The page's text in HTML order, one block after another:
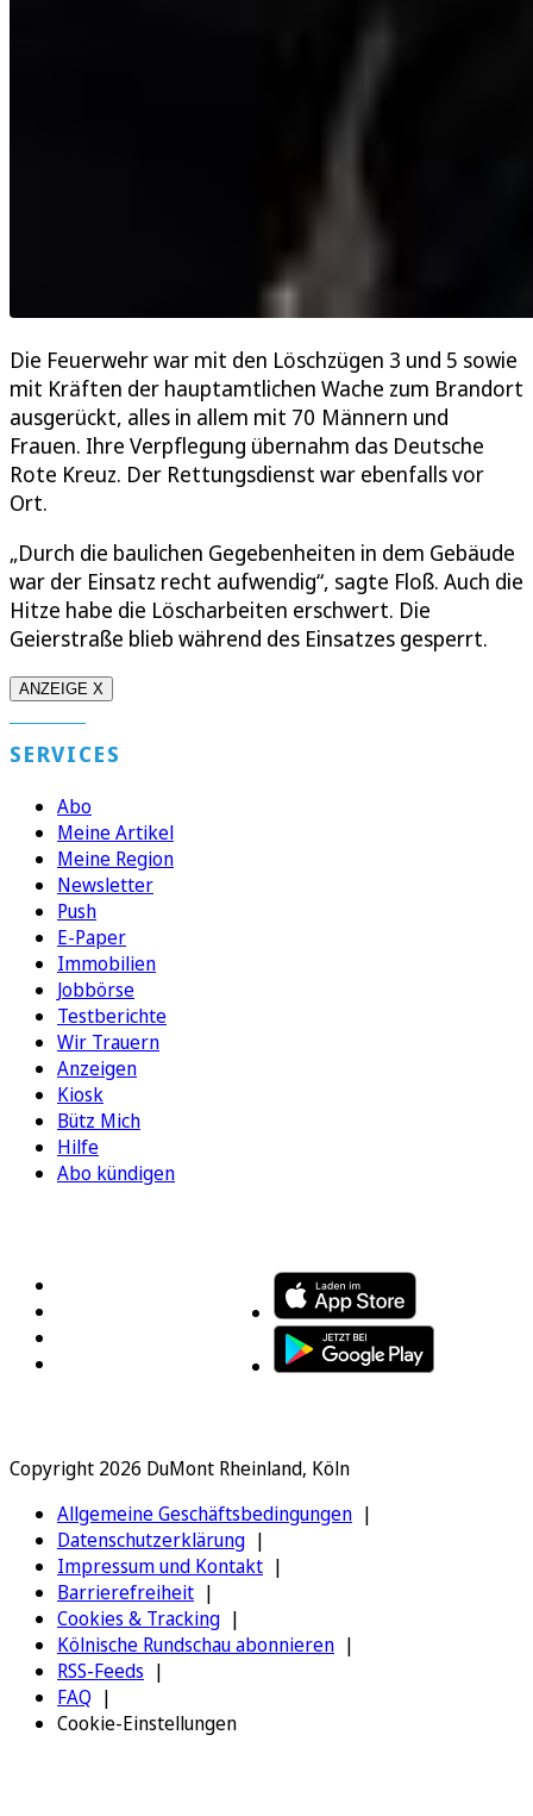
Die Feuerwehr war mit den Löschzügen 3 und 5 sowie
mit Kräften der hauptamtlichen Wache zum Brandort
ausgerückt, alles in allem mit 70 Männern und
Frauen. Ihre Verpflegung übernahm das Deutsche
Rote Kreuz. Der Rettungsdienst war ebenfalls vor
Ort.
„Durch die baulichen Gegebenheiten in dem Gebäude
war der Einsatz recht aufwendig“, sagte Floß. Auch die
Hitze habe die Löscharbeiten erschwert. Die
Geierstraße blieb während des Einsatzes gesperrt.
ANZEIGE X
SERVICES
Abo
Meine Artikel
Meine Region
Newsletter
Push
E-Paper
Immobilien
Jobbörse
Testberichte
Wir Trauern
Anzeigen
Kiosk
Bütz Mich
Hilfe
Abo kündigen
Copyright 2026 DuMont Rheinland, Köln
Allgemeine Geschäftsbedingungen
Datenschutzerklärung
Impressum und Kontakt
Barrierefreiheit
Cookies & Tracking
Kölnische Rundschau abonnieren
RSS-Feeds
FAQ
Cookie-Einstellungen